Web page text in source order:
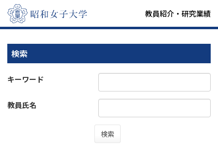
教員紹介・研究業績
検索
キーワード
教員氏名
検索